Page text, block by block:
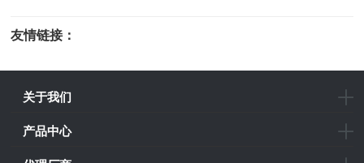
友情链接：
关于我们
产品中心